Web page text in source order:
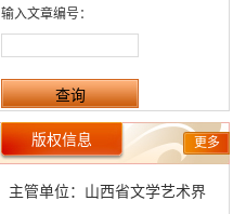
输入文章编号：
版权信息 更多
主管单位：山西省文学艺术界